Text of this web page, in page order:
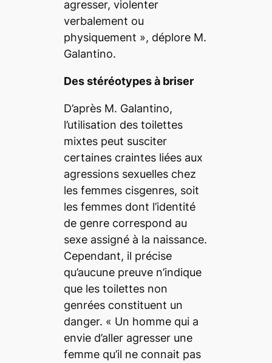
agresser, violenter
verbalement ou
physiquement », déplore M.
Galantino.
Des stéréotypes à briser
D’après M. Galantino,
l’utilisation des toilettes
mixtes peut susciter
certaines craintes liées aux
agressions sexuelles chez
les femmes cisgenres, soit
les femmes dont l’identité
de genre correspond au
sexe assigné à la naissance.
Cependant, il précise
qu’aucune preuve n’indique
que les toilettes non
genrées constituent un
danger. « Un homme qui a
envie d’aller agresser une
femme qu’il ne connait pas